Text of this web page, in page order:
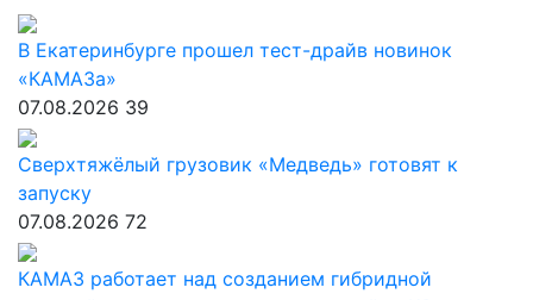
В Екатеринбурге прошел тест-драйв новинок
«КАМАЗа»
07.08.2026 39
Сверхтяжёлый грузовик «Медведь» готовят к
запуску
07.08.2026 72
КАМАЗ работает над созданием гибридной